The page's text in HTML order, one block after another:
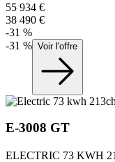
55 934 €
38 490 €
-31 %
-31 % Voir l'offre
E-3008 GT
ELECTRIC 73 KWH